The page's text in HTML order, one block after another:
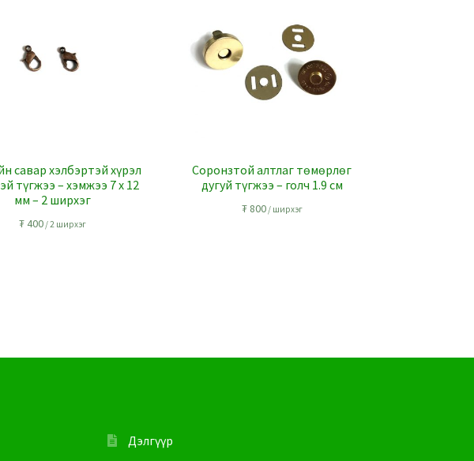
савар хэлбэртэй хүрэл
түгжээ – хэмжээ 7 x 12
мм – 2 ширхэг
₮400 / 2 ширхэг
Соронзтой алтлаг төмөрлөг
дугуй түгжээ – голч 1.9 см
₮800/ ширхэг
Дэлгүүр